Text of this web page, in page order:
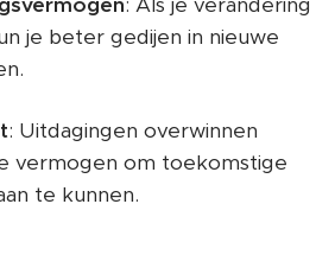
je beter gedijen in nieuwe
: Uitdagingen overwinnen
vermogen om toekomstige
te kunnen.